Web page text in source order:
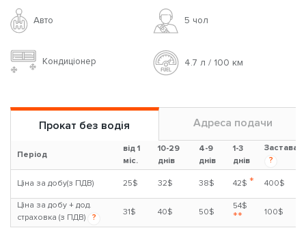
Авто 5 чoл
Кондиціонер 4.7 л / 100 км
Прокат без водія Адреса подачи
Період
від 1
міс.
10-29
днів
4-9
днів
1-3
днів
Застава
?
Ціна за добу(з ПДВ) 25$ 32$ 38$ 42$ * 400$
Ціна за добу + дод.
страховка (з ПДВ)
?
31$ 40$ 50$
54$
** 100$